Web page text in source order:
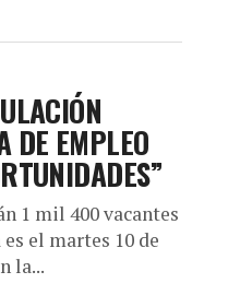
DE EMPLEO
1 mil 400 vacantes
el martes 10 de
la...